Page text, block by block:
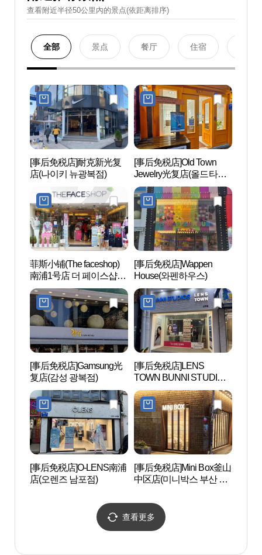
查看附近半径50公里內的景点(依距离排序)
全部 景点 餐厅 住宿
[事后免税店]耐克新光复
店(나이키 뉴광복점)
[事后免税店]Old Town
Jewelry光复店(올드타운
주얼리 광복점)
菲斯小铺(The faceshop)
南浦1号店 더 페이스샵
(The faceshop)남포1호점
[事后免税店]Wappen
House(와펜하우스)
[事后免税店]Gamsung光
复店(감성 광복점)
[事后免税店]LENS
TOWN BUNNI STUDIOS
南浦店(렌즈타운 바니스
튜디오 남포점)
[事后免税店]O-LENS南浦
店(오렌즈 남포점)
[事后免税店]Mini Box釜山
中区店(미니박스 부산 중
查看更多